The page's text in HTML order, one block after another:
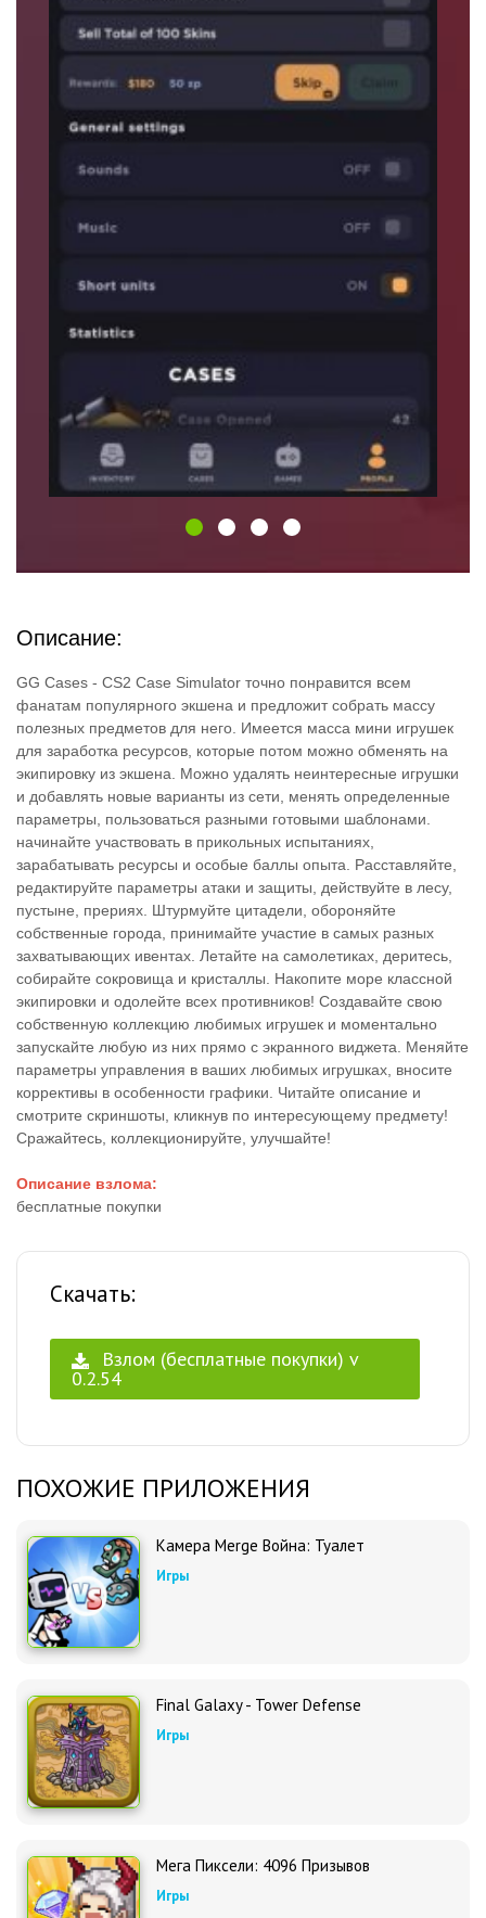
Описание:
GG Cases - CS2 Case Simulator точно понравится всем
фанатам популярного экшена и предложит собрать массу
полезных предметов для него. Имеется масса мини игрушек
для заработка ресурсов, которые потом можно обменять на
экипировку из экшена. Можно удалять неинтересные игрушки
и добавлять новые варианты из сети, менять определенные
параметры, пользоваться разными готовыми шаблонами.
начинайте участвовать в прикольных испытаниях,
зарабатывать ресурсы и особые баллы опыта. Расставляйте,
редактируйте параметры атаки и защиты, действуйте в лесу,
пустыне, прериях. Штурмуйте цитадели, обороняйте
собственные города, принимайте участие в самых разных
захватывающих ивентах. Летайте на самолетиках, деритесь,
собирайте сокровища и кристаллы. Накопите море классной
экипировки и одолейте всех противников! Создавайте свою
собственную коллекцию любимых игрушек и моментально
запускайте любую из них прямо с экранного виджета. Меняйте
параметры управления в ваших любимых игрушках, вносите
коррективы в особенности графики. Читайте описание и
смотрите скриншоты, кликнув по интересующему предмету!
Сражайтесь, коллекционируйте, улучшайте!
Описание взлома:
бесплатные покупки
Скачать:
Взлом (бесплатные покупки) v
0.2.54
ПОХОЖИЕ ПРИЛОЖЕНИЯ
Камера Merge Война: Туалет
Игры
Final Galaxy - Tower Defense
Игры
Мега Пиксели: 4096 Призывов
Игры